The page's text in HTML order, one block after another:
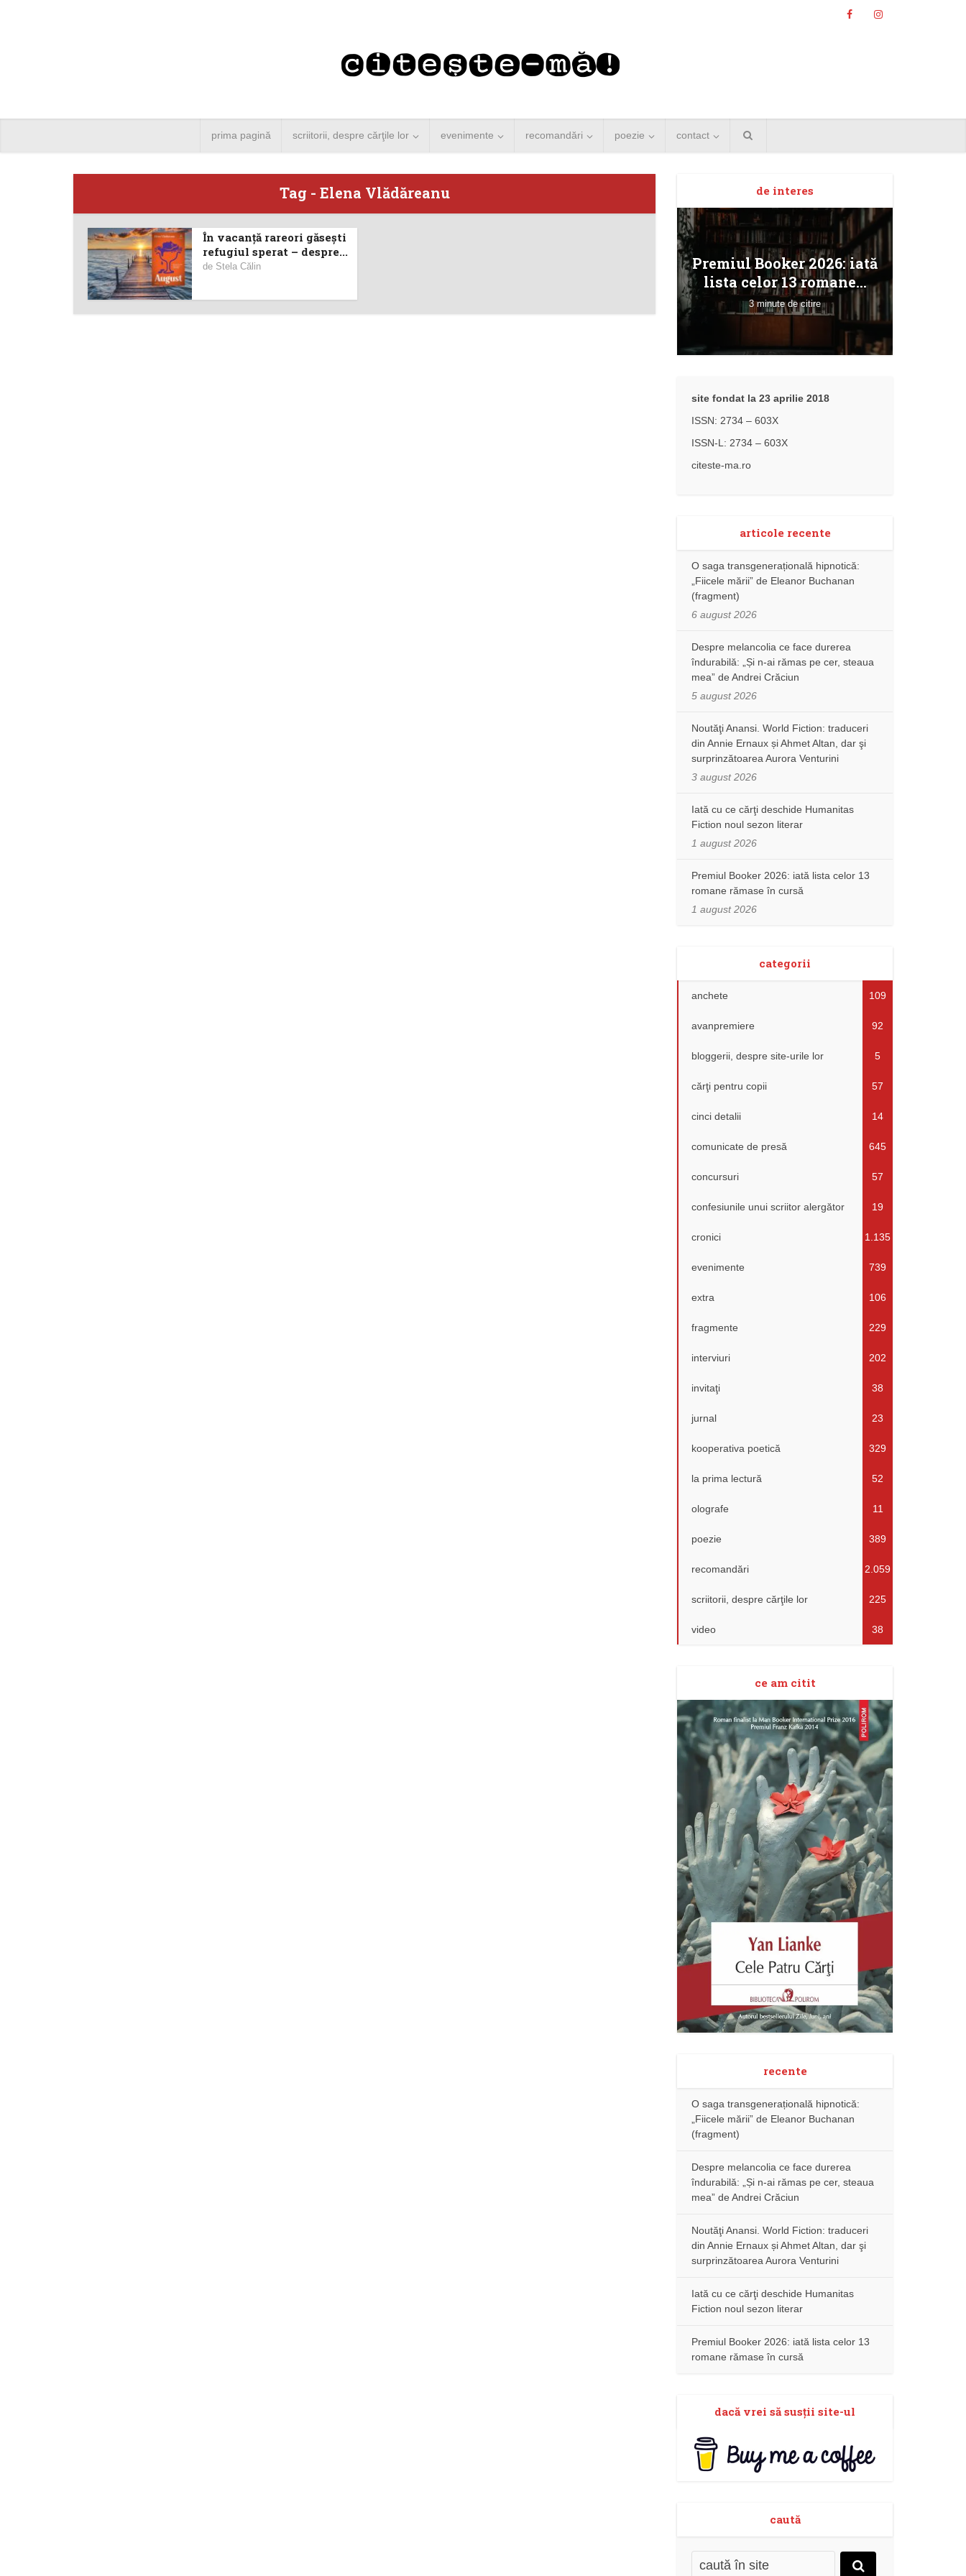
prima pagină scriitorii, despre cărţile lor evenimente recomandări poezie contact
Tag - Elena Vlădăreanu
În vacanță rareori găsești
refugiul sperat – despre...
de Stela Călin
de interes
Angela Merkel vine la
Premiul Booker 2026: iată
lista celor 13 romane...
3 minute de citire
site fondat la 23 aprilie 2018
ISSN: 2734 – 603X
ISSN-L: 2734 – 603X
citeste-ma.ro
articole recente
O saga transgenerațională hipnotică:
„Fiicele mării” de Eleanor Buchanan
(fragment)
6 august 2026
Despre melancolia ce face durerea
îndurabilă: „Și n-ai rămas pe cer, steaua
mea” de Andrei Crăciun
5 august 2026
Noutăţi Anansi. World Fiction: traduceri
din Annie Ernaux și Ahmet Altan, dar şi
surprinzătoarea Aurora Venturini
3 august 2026
Iată cu ce cărţi deschide Humanitas
Fiction noul sezon literar
1 august 2026
Premiul Booker 2026: iată lista celor 13
romane rămase în cursă
1 august 2026
categorii
anchete 109
avanpremiere 92
bloggerii, despre site-urile lor 5
cărţi pentru copii 57
cinci detalii 14
comunicate de presă 645
concursuri 57
confesiunile unui scriitor alergător 19
cronici 1.135
evenimente 739
extra 106
fragmente 229
interviuri 202
invitaţi 38
jurnal 23
kooperativa poetică 329
la prima lectură 52
olografe 11
poezie 389
recomandări 2.059
scriitorii, despre cărţile lor 225
video 38
ce am citit
recente
O saga transgenerațională hipnotică:
„Fiicele mării” de Eleanor Buchanan
(fragment)
Despre melancolia ce face durerea
îndurabilă: „Și n-ai rămas pe cer, steaua
mea” de Andrei Crăciun
Noutăţi Anansi. World Fiction: traduceri
din Annie Ernaux și Ahmet Altan, dar şi
surprinzătoarea Aurora Venturini
Iată cu ce cărţi deschide Humanitas
Fiction noul sezon literar
Premiul Booker 2026: iată lista celor 13
romane rămase în cursă
dacă vrei să susţii site-ul
caută